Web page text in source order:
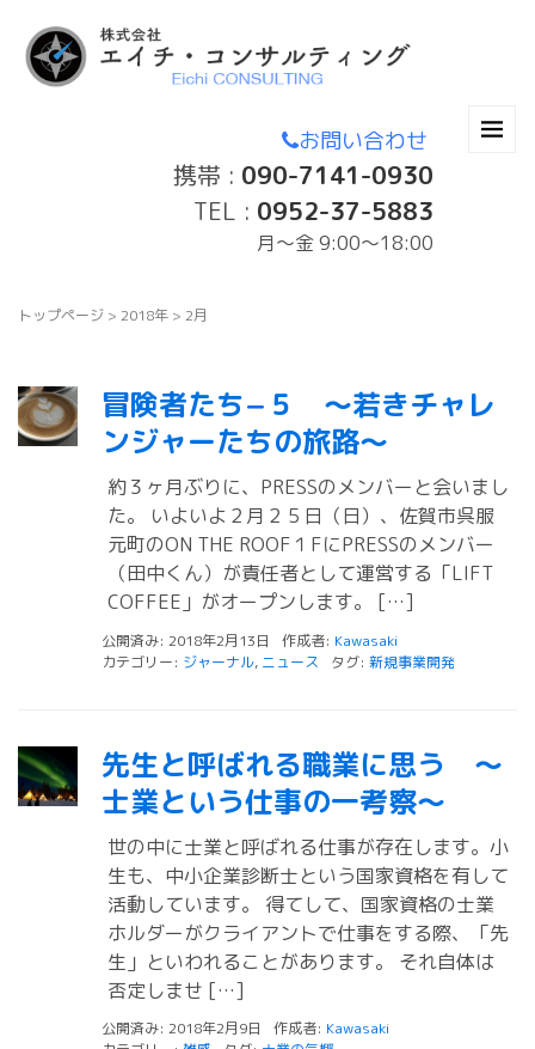
お問い合わせ
携帯 : 090-7141-0930
TEL : 0952-37-5883
月〜金 9:00～18:00
トップページ > 2018年 > 2月
冒険者たち−５ 〜若きチャレ
ンジャーたちの旅路〜
約３ヶ月ぶりに、PRESSのメンバーと会いまし
た。 いよいよ２月２５日（日）、佐賀市呉服
元町のON THE ROOF１FにPRESSのメンバー
（田中くん）が責任者として運営する「LIFT
COFFEE」がオープンします。 […]
公開済み: 2018年2月13日 作成者: Kawasaki
カテゴリー: ジャーナル, ニュース タグ: 新規事業開発
先生と呼ばれる職業に思う 〜
士業という仕事の一考察〜
世の中に士業と呼ばれる仕事が存在します。小
生も、中小企業診断士という国家資格を有して
活動しています。 得てして、国家資格の士業
ホルダーがクライアントで仕事をする際、「先
生」といわれることがあります。 それ自体は
否定しませ […]
公開済み: 2018年2月9日 作成者: Kawasaki